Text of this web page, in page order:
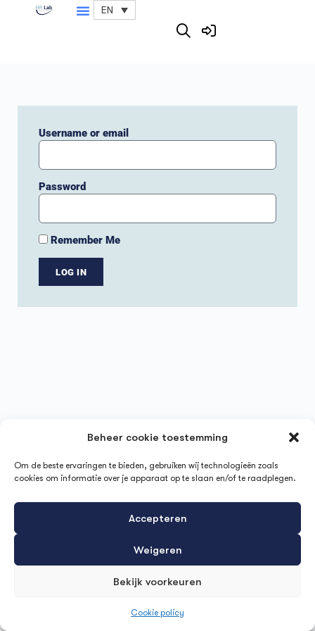
Beheer cookie toestemming
Om de beste ervaringen te bieden, gebruiken wij technologieën zoals
cookies om informatie over je apparaat op te slaan en/of te raadplegen.
Accepteren
Weigeren
Bekijk voorkeuren
Cookie policy
EN
Username or email
Password
Remember Me
LOG IN